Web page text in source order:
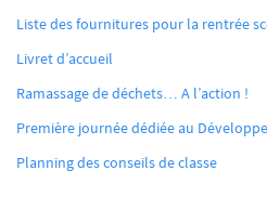
Liste des fournitures pour la rentrée
Livret d’accueil
Ramassage de déchets… A l’action !
Première journée dédiée au
Planning des conseils de classe